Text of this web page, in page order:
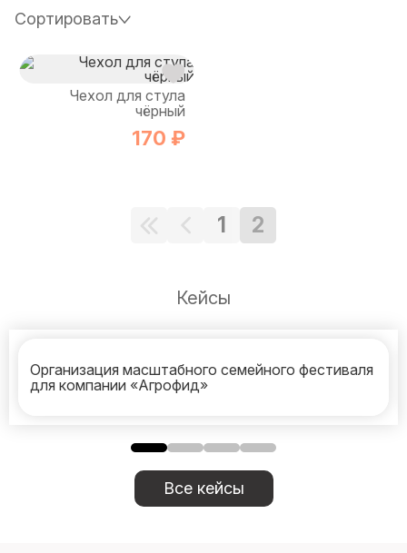
Сортировать
Чехол для стула
чёрный
170 ₽
1 2
Кейсы
Организация масштабного семейного фестиваля
для компании «Агрофид»
Все кейсы